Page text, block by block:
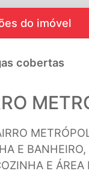
do imóvel
cobertas
E
E ÁREA